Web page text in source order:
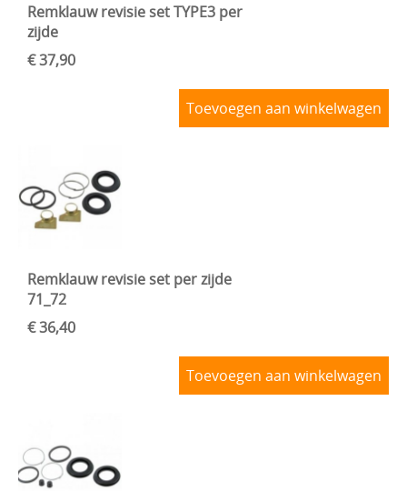
Remklauw revisie set TYPE3 per
zijde
€ 37,90
Toevoegen aan winkelwagen
Remklauw revisie set per zijde
71_72
€ 36,40
Toevoegen aan winkelwagen